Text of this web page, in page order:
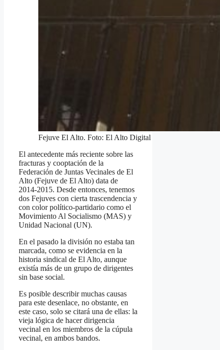
Fejuve El Alto. Foto: El Alto Digital
El antecedente más reciente sobre las
fracturas y cooptación de la
Federación de Juntas Vecinales de El
Alto (Fejuve de El Alto) data de
2014-2015. Desde entonces, tenemos
dos Fejuves con cierta trascendencia y
con color político-partidario como el
Movimiento Al Socialismo (MAS) y
Unidad Nacional (UN).
En el pasado la división no estaba tan
marcada, como se evidencia en la
historia sindical de El Alto, aunque
existía más de un grupo de dirigentes
sin base social.
Es posible describir muchas causas
para este desenlace, no obstante, en
este caso, solo se citará una de ellas: la
vieja lógica de hacer dirigencia
vecinal en los miembros de la cúpula
vecinal, en ambos bandos.